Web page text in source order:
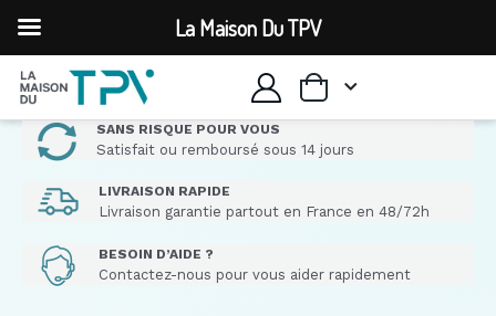
SANS RISQUE POUR VOUS
Satisfait ou remboursé sous 14 jours
LIVRAISON RAPIDE
Livraison garantie partout en France en 48/72h
BESOIN D’AIDE ?
Contactez-nous pour vous aider rapidement
La Maison Du TPV